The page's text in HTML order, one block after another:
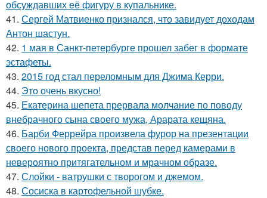
обсуждавших её фигуру в купальнике.
41. Сергей Матвиенко признался, что завидует доходам
Антон шастун.
42. 1 мая в Санкт-петербурге прошел забег в формате
эстафеты.
43. 2015 год стал переломным для Джима Керри.
44. Это очень вкусно!
45. Екатерина шепета прервала молчание по поводу
внебрачного сына своего мужа, Арарата кещяна.
46. Барби Феррейра произвела фурор на презентации
своего нового проекта, представ перед камерами в
невероятно притягательном и мрачном образе.
47. Слойки - ватрушки с творогом и джемом.
48. Сосиска в картофельной шубке.